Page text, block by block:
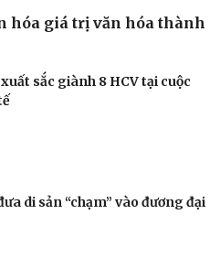
hóa giá trị văn hóa thành
sắc giành 8 HCV tại cuộc
di sản “chạm” vào đương đại